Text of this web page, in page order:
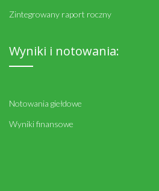
Zintegrowany raport roczny
Wyniki i notowania:
Notowania giełdowe
Wyniki finansowe